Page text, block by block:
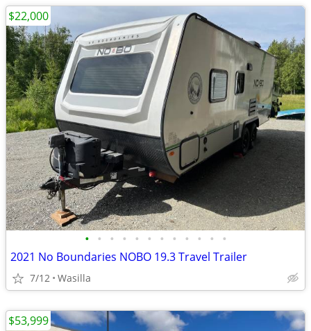
• • • • • • • • • • • •
2021 No Boundaries NOBO 19.3 Travel Trailer
7/12 Wasilla
$22,000
$53,999